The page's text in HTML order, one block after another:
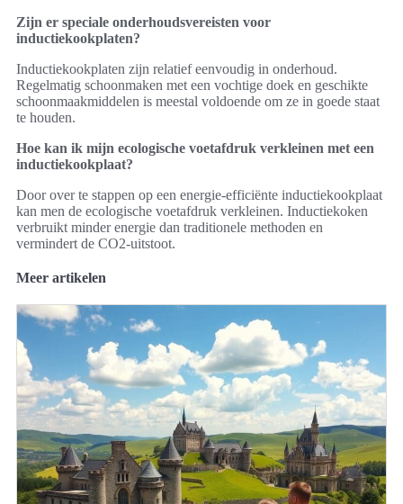
Zijn er speciale onderhoudsvereisten voor
inductiekookplaten?
Inductiekookplaten zijn relatief eenvoudig in onderhoud.
Regelmatig schoonmaken met een vochtige doek en geschikte
schoonmaakmiddelen is meestal voldoende om ze in goede staat
te houden.
Hoe kan ik mijn ecologische voetafdruk verkleinen met een
inductiekookplaat?
Door over te stappen op een energie-efficiënte inductiekookplaat
kan men de ecologische voetafdruk verkleinen. Inductiekoken
verbruikt minder energie dan traditionele methoden en
vermindert de CO2-uitstoot.
Meer artikelen